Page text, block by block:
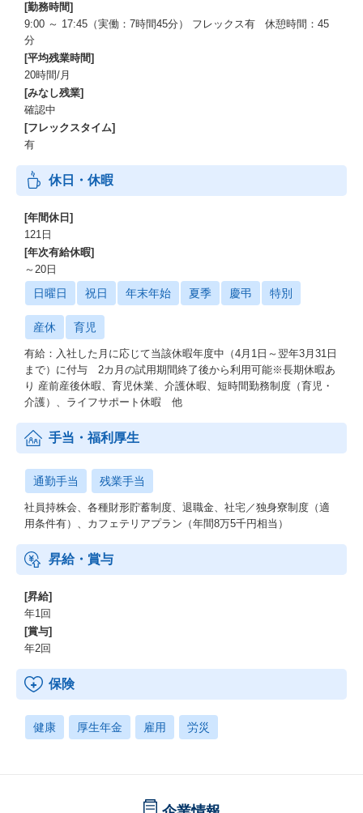
[勤務時間]
9:00 ～ 17:45（実働：7時間45分） フレックス有 休憩時間：45
分
[平均残業時間]
20時間/月
[みなし残業]
確認中
[フレックスタイム]
有
休日・休暇
[年間休日]
121日
[年次有給休暇]
～20日
日曜日 祝日 年末年始 夏季 慶弔 特別
産休 育児
有給：入社した月に応じて当該休暇年度中（4月1日～翌年3月31日
まで）に付与 2カ月の試用期間終了後から利用可能※長期休暇あ
り 産前産後休暇、育児休業、介護休暇、短時間勤務制度（育児・
介護）、ライフサポート休暇 他
手当・福利厚生
通勤手当 残業手当
社員持株会、各種財形貯蓄制度、退職金、社宅／独身寮制度（適
用条件有）、カフェテリアプラン（年間8万5千円相当）
昇給・賞与
[昇給]
年1回
[賞与]
年2回
保険
健康 厚生年金 雇用 労災